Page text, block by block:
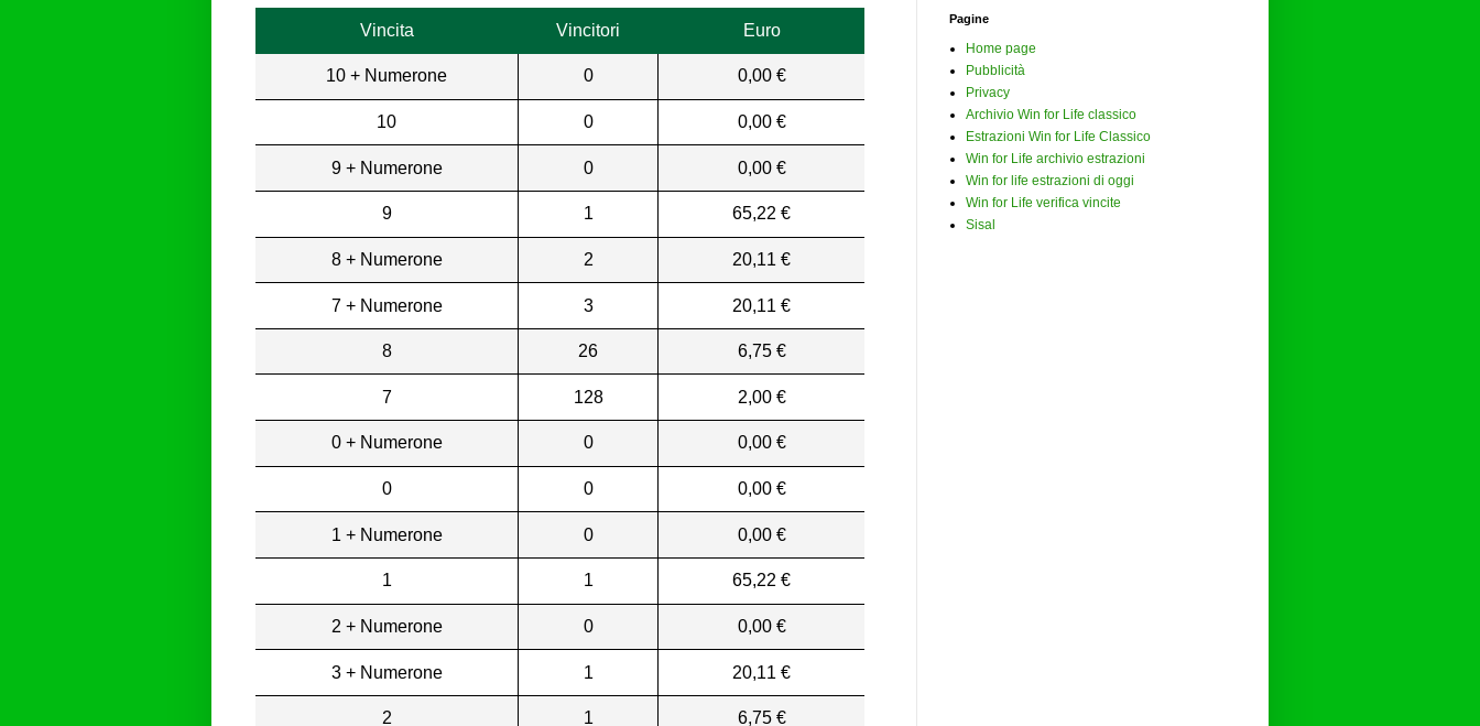
Vincita Vincitori Euro
10 + Numerone 0 0,00 €
10 0 0,00 €
9 + Numerone 0 0,00 €
9 1 65,22 €
8 + Numerone 2 20,11 €
7 + Numerone 3 20,11 €
8 26 6,75 €
7 128 2,00 €
0 + Numerone 0 0,00 €
0 0 0,00 €
1 + Numerone 0 0,00 €
1 1 65,22 €
2 + Numerone 0 0,00 €
3 + Numerone 1 20,11 €
2 1 6,75 €
Pagine
Home page
Pubblicità
Privacy
Archivio Win for Life classico
Estrazioni Win for Life Classico
Win for Life archivio estrazioni
Win for life estrazioni di oggi
Win for Life verifica vincite
Sisal